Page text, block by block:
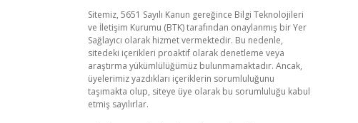
Sitemiz, 5651 Sayılı Kanun gereğince Bilgi Teknolojileri
ve İletişim Kurumu (BTK) tarafından onaylanmış bir Yer
Sağlayıcı olarak hizmet vermektedir. Bu nedenle,
sitedeki içerikleri proaktif olarak denetleme veya
araştırma yükümlülüğümüz bulunmamaktadır. Ancak,
üyelerimiz yazdıkları içeriklerin sorumluluğunu
taşımakta olup, siteye üye olarak bu sorumluluğu kabul
etmiş sayılırlar.